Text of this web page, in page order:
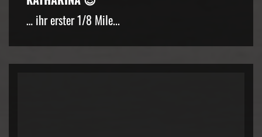
… ihr erster 1/8 Mile...